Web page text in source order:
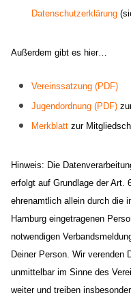
Datenschutzerklärung
Außerdem gibt es hier…
Vereinssatzung (PDF)
Jugendordnung (PDF)
Merkblatt zur
Hinweis: Die
erfolgt auf Grundlage der Art.
ehrenamtlich allein durch die
Hamburg eingetragenen
notwendigen
Deiner Person. Wir verenden
unmittelbar im Sinne des
weiter und treiben